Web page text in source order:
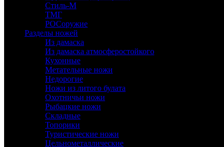
Стиль-М
ТМГ
РОСоружие
Разделы ножей
Из дамаска
Из дамаска атмосферостойкого
Кухонные
Метательные ножи
Недорогие
Ножи из литого булата
Охотничьи ножи
Рыбацкие ножи
Складные
Топорики
Туристические ножи
Цельнометаллические